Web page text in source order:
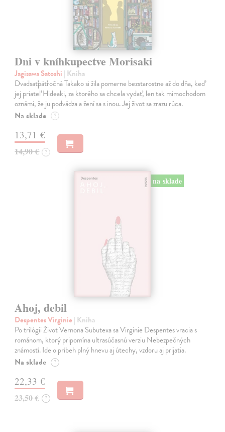
Dni v kníhkupectve Morisaki
Jagisawa Satoshi | Kniha
Dvadsaťpäťročná Takako si žila pomerne bezstarostne až do dňa, keď
jej priateľ Hideaki, za ktorého sa chcela vydať, len tak mimochodom
oznámi, že ju podvádza a žení sa s inou. Jej život sa zrazu rúca.
Na sklade ?
13,71 €
14,90 € ?
na sklade
Ahoj, debil
Despentes Virginie | Kniha
Po trilógii Život Vernona Subutexa sa Virginie Despentes vracia s
románom, ktorý pripomína ultrasúčasnú verziu Nebezpečných
známostí. Ide o príbeh plný hnevu aj útechy, vzdoru aj prijatia.
Na sklade ?
22,33 €
23,50 € ?